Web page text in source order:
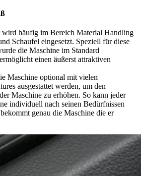
wird häufig im Bereich Material Handling
Schaufel eingesetzt. Speziell für diese
die Maschine im Standard
einen äußerst attraktiven
Maschine optional mit vielen
ausgestattet werden, um den
Maschine zu erhöhen. So kann jeder
individuell nach seinen Bedürfnissen
genau die Maschine die er